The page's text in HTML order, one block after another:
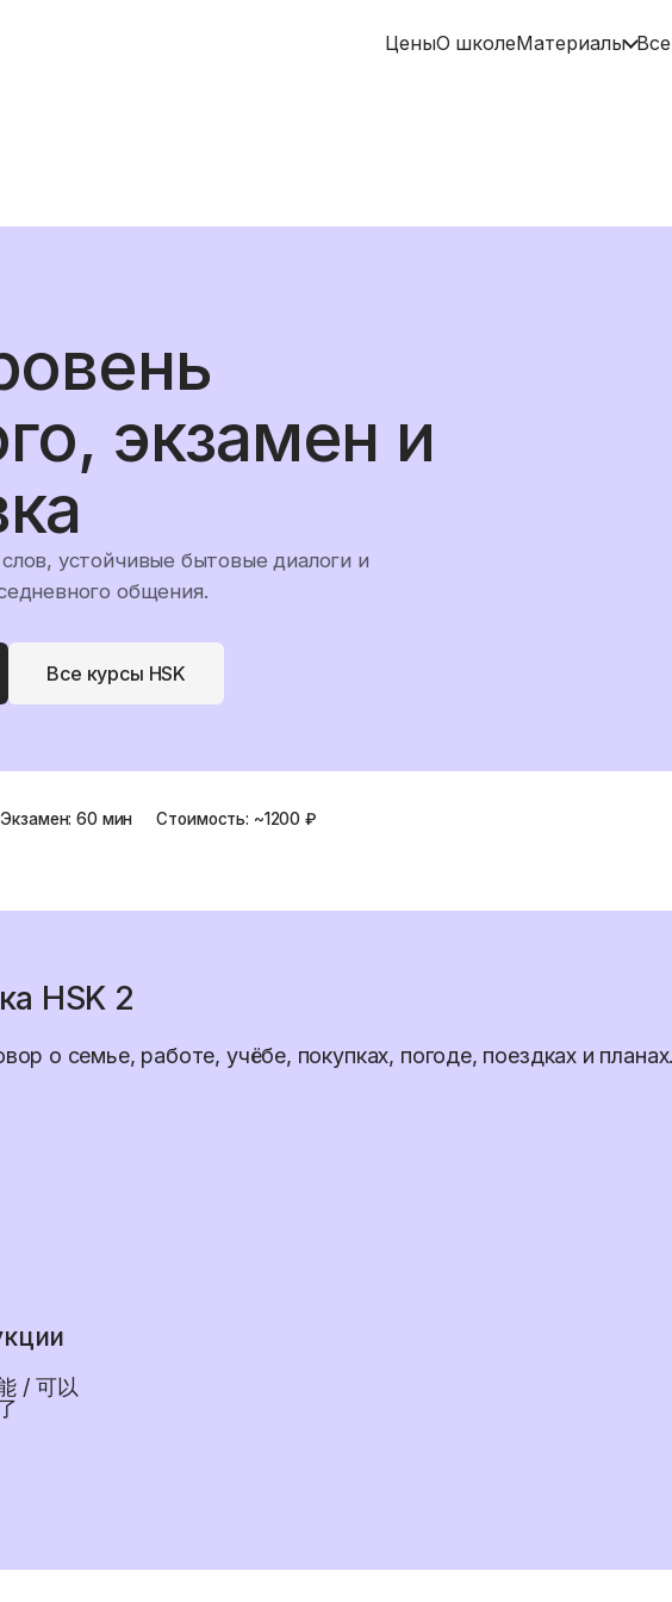
ЦеныО школеМатериалы
экзамен и
устойчивые бытовые диалоги и
общения.
Все курсы HSK
Экзамен:60 мин Стоимость: ~1200 ₽
HSK 2
о семье, работе, учёбе, покупках, погоде, поездках и
/ 可以